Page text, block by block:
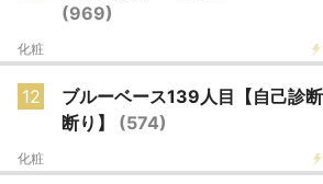
(969)
化粧
12
ブルーベース139人目【自己診
断り】 (574)
化粧